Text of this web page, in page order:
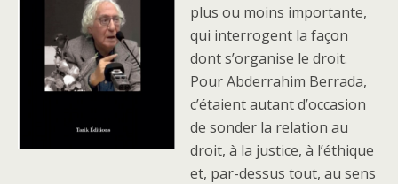
plus ou moins importante,
qui interrogent la façon
dont s’organise le droit.
Pour Abderrahim Berrada,
c’étaient autant d’occasion
de sonder la relation au
droit, à la justice, à l’éthique
et, par-dessus tout, au sens